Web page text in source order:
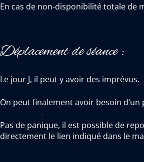
En cas de non-disponibilité totale de
Déplacement de séance :
Le jour J, il peut y avoir des imprévus.
On peut finalement avoir besoin
Pas de panique, il est possible de
directement le lien indiqué dans le